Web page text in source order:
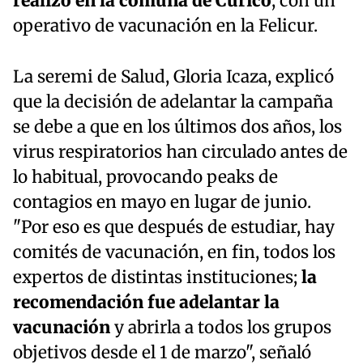
operativo de vacunación en la Felicur.
La seremi de Salud, Gloria Icaza, explicó
que la decisión de adelantar la campaña
se debe a que en los últimos dos años, los
virus respiratorios han circulado antes de
lo habitual, provocando peaks de
contagios en mayo en lugar de junio.
"Por eso es que después de estudiar, hay
comités de vacunación, en fin, todos los
expertos de distintas instituciones; la
recomendación fue adelantar la
vacunacióny abrirla a todos los grupos
objetivos desde el 1 de marzo", señaló